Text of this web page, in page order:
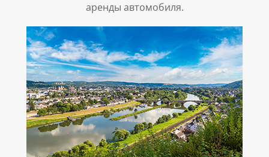
аренды автомобиля.